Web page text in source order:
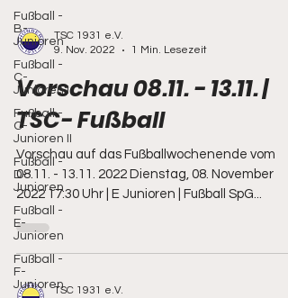
Fußball -
B-
Junioren
Fußball -
C-
Junioren I
Fußball -
C-
Junioren II
Fußball -
D-
Junioren
Fußball -
E-
Junioren
Fußball -
F-
Junioren
TSC 1931 e.V.
9. Nov. 2022
1 Min. Lesezeit
Vorschau 08.11. - 13.11. |
TSC- Fußball
Vorschau auf das Fußballwochenende vom
08.11. - 13.11. 2022 Dienstag, 08. November
2022 17:30 Uhr | E Junioren | Fußball SpG...
TSC 1931 e.V.